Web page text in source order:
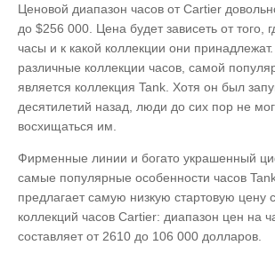
Ценовой диапазон часов от Cartier
до $256 000. Цена будет зависеть от того,
часы и к какой коллекции они
различные коллекции часов, самой
является коллекция Tank. Хотя он был
десятилетий назад, люди до сих пор не
восхищаться им.
Фирменные линии и богато украшенный
самые популярные особенности часов
предлагает самую низкую стартовую цену
коллекций часов Cartier: диапазон цен на
составляет от 2610 до 106 000 долларов.